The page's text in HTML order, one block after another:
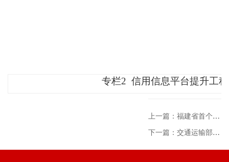
专栏2 信用信息平台提升工程
上一篇：福建省首个应用小规模农村公路信用考核信用分项目开标
下一篇：交通运输部办公厅关于印发《水运领域许可事项首批推行证明事项告知承诺制工作方案》的通知